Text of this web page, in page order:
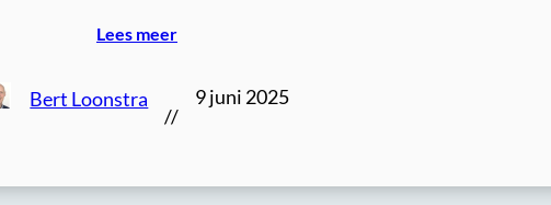
Lees meer
Bert Loonstra
//
9 juni 2025